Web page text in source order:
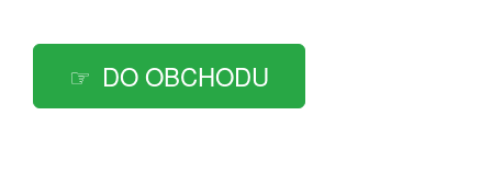
DO OBCHODU